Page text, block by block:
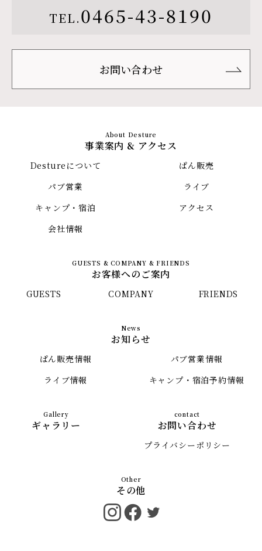
TEL.0465-43-8190
お問い合わせ
事業案内 & アクセス
Destureについて
ぱん販売
パブ営業
ライブ
キャンプ・宿泊
アクセス
会社情報
お客様へのご案内
GUESTS COMPANY FRIENDS
お知らせ
ぱん販売情報
パブ営業情報
ライブ情報
キャンプ・宿泊予約情報
ギャラリー お問い合わせ
プライバシーポリシー
その他